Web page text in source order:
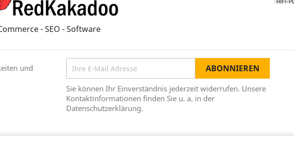
- SEO - Software
und
Sie können Ihr Einverständnis jederzeit widerrufen. Unsere
Kontaktinformationen finden Sie u. a. in der
Datenschutzerklärung.